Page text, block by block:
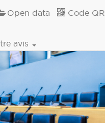
Open data Code QR
avis